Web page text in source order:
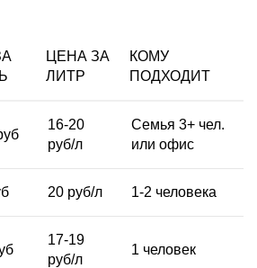
ЦЕНА ЗА
ЛИТР
КОМУ
ПОДХОДИТ
16-20
руб/л
Семья 3+ чел.
или офис
20 руб/л 1-2 человека
17-19
руб/л
1 человек